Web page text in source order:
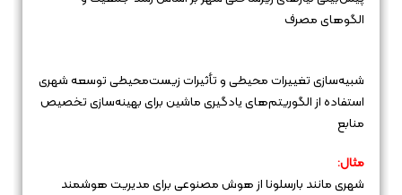
الگوهای مصرف
شبیه‌سازی تغییرات محیطی و تأثیرات زیست‌محیطی توسعه شهری
استفاده از الگوریتم‌های یادگیری ماشین برای بهینه‌سازی تخصیص
منابع
مثال:
شهری مانند بارسلونا از هوش مصنوعی برای مدیریت هوشمند